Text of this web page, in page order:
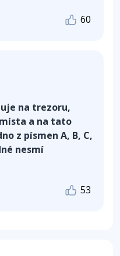
60
na trezoru,
a na tato
z písmen A, B, C,
nesmí
53